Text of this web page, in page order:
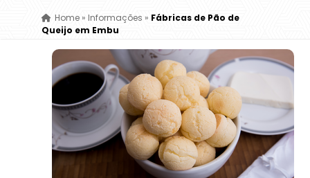
Home» Informações » Fábricas de Pão de
Queijo em Embu